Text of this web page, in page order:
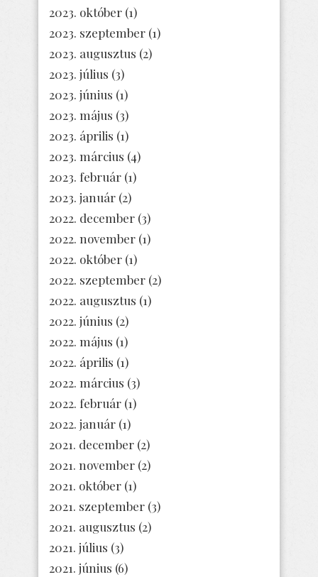
2023. október (1)
2023. szeptember (1)
2023. augusztus (2)
2023. július (3)
2023. június (1)
2023. május (3)
2023. április (1)
2023. március (4)
2023. február (1)
2023. január (2)
2022. december (3)
2022. november (1)
2022. október (1)
2022. szeptember (2)
2022. augusztus (1)
2022. június (2)
2022. május (1)
2022. április (1)
2022. március (3)
2022. február (1)
2022. január (1)
2021. december (2)
2021. november (2)
2021. október (1)
2021. szeptember (3)
2021. augusztus (2)
2021. július (3)
2021. június (6)